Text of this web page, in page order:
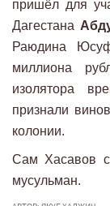
пришёл для
Дагестана
Раюдина
миллиона
изолятора
признали
колонии.
Сам Хасавов
мусульман.